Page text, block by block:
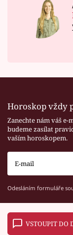
Horoskop vždy
Zanechte nám váš e-
budeme zasílat
vaším horoskopem.
Odesláním formuláře
VSTOUPIT DO